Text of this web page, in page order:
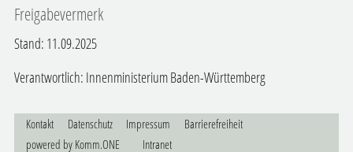
Freigabevermerk
Stand: 11.09.2025
Verantwortlich: Innenministerium Baden-Württemberg
Kontakt Datenschutz Impressum
Barrierefreiheit
powered by Komm.ONE Intranet